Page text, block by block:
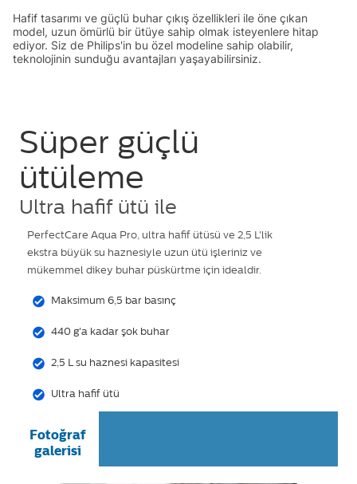
Hafif tasarımı ve güçlü buhar çıkış özellikleri ile öne çıkan
model, uzun ömürlü bir ütüye sahip olmak isteyenlere hitap
ediyor. Siz de Philips'in bu özel modeline sahip olabilir,
teknolojinin sunduğu avantajları yaşayabilirsiniz.